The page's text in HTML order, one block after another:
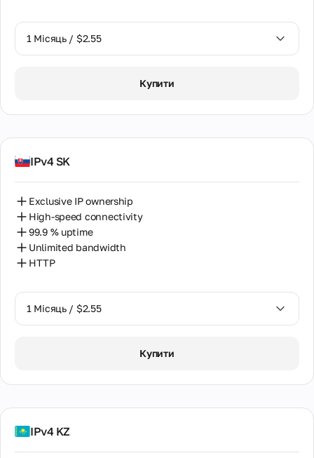
1 Місяць / $2.55
Купити
IPv4 SK
Exclusive IP ownership
High-speed connectivity
99.9 % uptime
Unlimited bandwidth
HTTP
1 Місяць / $2.55
Купити
IPv4 KZ